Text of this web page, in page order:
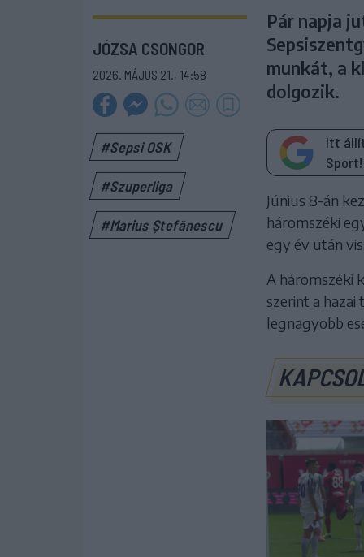
JÓZSA CSONGOR
2026. MÁJUS 21., 14:58
#Sepsi OSK
#Szuperliga
#Marius Ștefănescu
Pár napja
munkát, a
dolgozik.
Itt
Sport!
Június 8-án
háromszéki
egy év után
A háromszéki
szerint a
legnagyobb